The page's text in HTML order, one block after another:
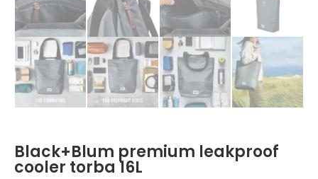
Black+Blum premium leakproof
cooler torba 16L